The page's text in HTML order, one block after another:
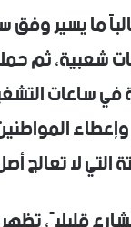
ما يسير وفق
شعبية، ثم
في ساعات
التي لا تعالج